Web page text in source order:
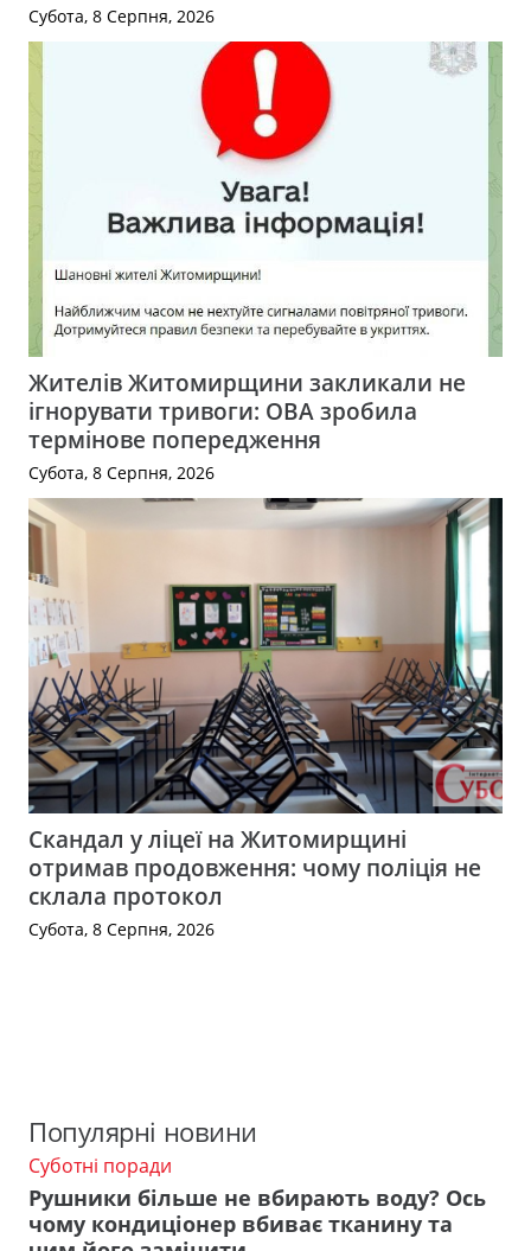
Субота, 8 Серпня, 2026
Жителів Житомирщини закликали не
ігнорувати тривоги: ОВА зробила
термінове попередження
Субота, 8 Серпня, 2026
Скандал у ліцеї на Житомирщині
отримав продовження: чому поліція не
склала протокол
Субота, 8 Серпня, 2026
Популярні новини
Суботні поради
Рушники більше не вбирають воду? Ось
чому кондиціонер вбиває тканину та